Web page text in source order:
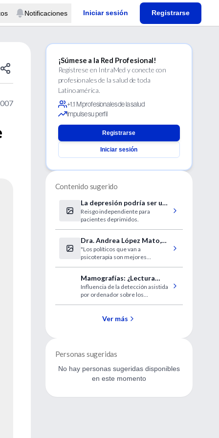
Notificaciones Iniciar sesión Registrarse
¡Súmese a la Red Profesional!
Regístrese en IntraMed y conecte con
profesionales de la salud de toda
Latinoamérica.
+1.1 M profesionales de la salud
Impulse su perfil
Registrarse
Iniciar sesión
Contenido sugerido
La depresión podría ser un
síntoma precoz del
Parkinson
Reisgo independiente para
pacientes deprimidos.
Dra. Andrea López Mato,
entrevista
"Los políticos que van a
psicoterapia son mejores
Mamografías: ¿Lectura
asistida por computador o
el ojo del médico?
Influencia de la detección asistida
por ordenador sobre los
Ver más
Personas sugeridas
No hay personas sugeridas disponibles
en este momento